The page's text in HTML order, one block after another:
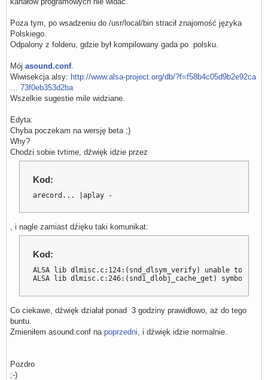
Poza tym, po wsadzeniu do /usr/local/bin stracił znajomość języka
Polskiego.
Odpalony z folderu, gdzie był kompilowany gada po polsku.
Mój asound.conf.
Wiwisekcja alsy: http://www.alsa-project.org/db/?f=f58b4c05d9b2e92ca
… 73f0eb353d2ba
Wszelkie sugestie mile widziane.
Edyta:
Chyba poczekam na wersję beta ;)
Why?
Chodzi sobie tvtime, dźwięk idzie przez
Kod:
arecord... |aplay -
, i nagle zamiast dźięku taki komunikat:
Kod:
ALSA lib dlmisc.c:124:(snd_dlsym_verify) unable to verify
ALSA lib dlmisc.c:246:(snd1_dlobj_cache_get) symbol
Co ciekawe, dźwięk działał ponad 3 godziny prawidłowo, aż do tego
buntu.
Zmieniłem asound.conf na poprzedni , i dźwięk idzie normalnie.
Pozdro
;-)